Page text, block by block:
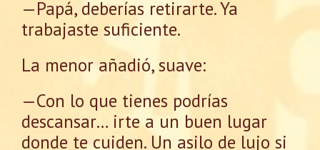
—Papá, deberías retirarte. Ya
trabajaste suficiente.
La menor añadió, suave:
—Con lo que tienes podrías
descansar… irte a un buen lugar
donde te cuiden. Un asilo de lujo si